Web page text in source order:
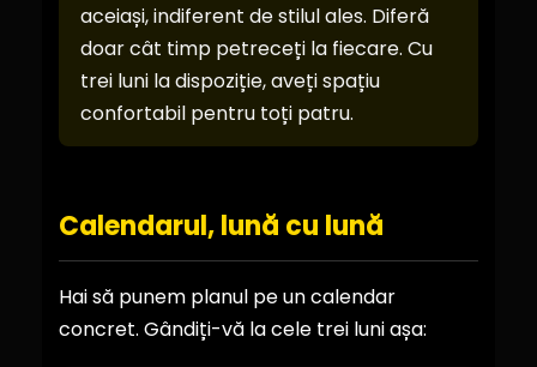
aceiași, indiferent de stilul ales. Diferă
doar cât timp petreceți la fiecare. Cu
trei luni la dispoziție, aveți spațiu
confortabil pentru toți patru.
Calendarul, lună cu lună
Hai să punem planul pe un calendar
concret. Gândiți-vă la cele trei luni așa: